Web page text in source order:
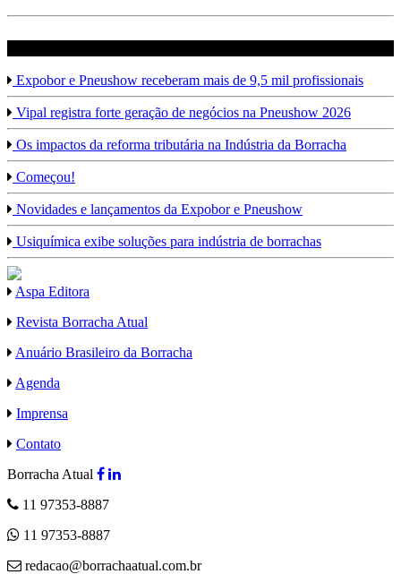
Expobor e Pneushow receberam mais de 9,5 mil profissionais
Vipal registra forte geração de negócios na Pneushow 2026
Os impactos da reforma tributária na Indústria da Borracha
Começou!
Novidades e lançamentos da Expobor e Pneushow
Usiquímica exibe soluções para indústria de borrachas
Aspa Editora
Revista Borracha Atual
Anuário Brasileiro da Borracha
Agenda
Imprensa
Contato
Borracha Atual
11 97353-8887
11 97353-8887
redacao@borrachaatual.com.br